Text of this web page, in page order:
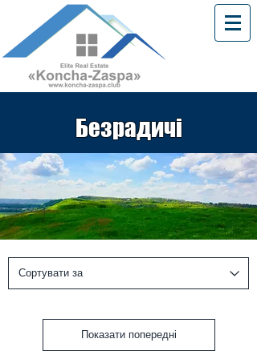
Безрадичі
Показати попередні